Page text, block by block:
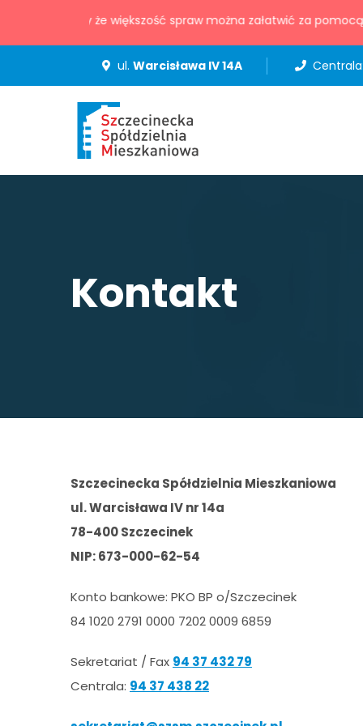
Przypominany że większość spraw można załatwić za
ul. Warcisława IV 14A Centrala:
Kontakt
Szczecinecka Spółdzielnia Mieszkaniowa
ul. Warcisława IV nr 14a
78-400 Szczecinek
NIP: 673-000-62-54
Konto bankowe: PKO BP o/Szczecinek
84 1020 2791 0000 7202 0009 6859
Sekretariat / Fax 94 37 432 79
Centrala: 94 37 438 22